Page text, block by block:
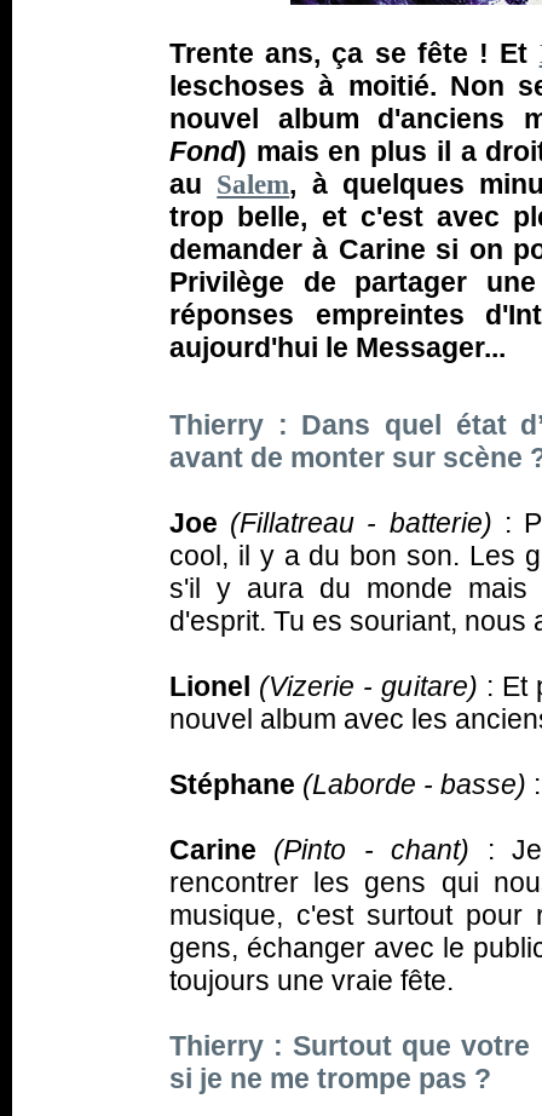
Trente ans, ça se fête ! Et
leschoses à moitié. Non
nouvel album d'anciens
Fond) mais en plus il a
au Salem, à quelques
trop belle, et c'est avec
demander à Carine si on
Privilège de partager
réponses empreintes
aujourd'hui le Messager...
Thierry : Dans quel état
avant de monter sur scène
Joe (Fillatreau - batterie) :
cool, il y a du bon son. Les
s'il y aura du monde mais
d'esprit. Tu es souriant, nous
Lionel (Vizerie - guitare) : Et
nouvel album avec les
Stéphane (Laborde - basse)
Carine (Pinto - chant) :
rencontrer les gens qui
musique, c'est surtout
gens, échanger avec le
toujours une vraie fête.
Thierry : Surtout que votre
si je ne me trompe pas ?